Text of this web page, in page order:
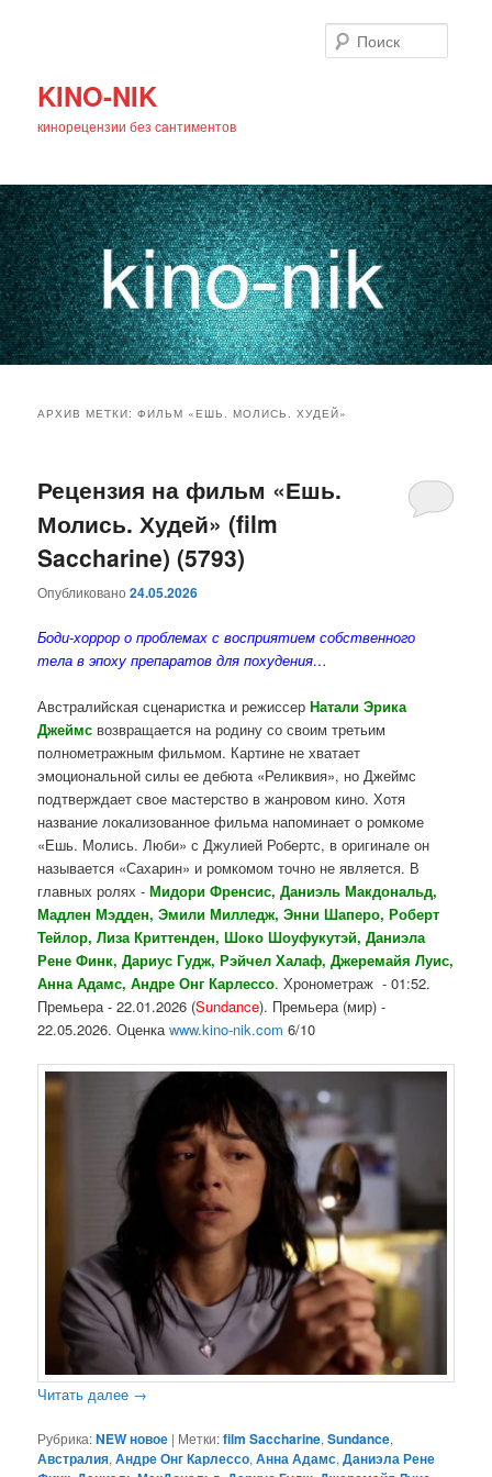
KINO-NIK
кинорецензии без сантиментов
основному
содержимому
дополнительному
содержимому
АРХИВ МЕТКИ:ФИЛЬМ «ЕШЬ. МОЛИСЬ. ХУДЕЙ»
Рецензия на фильм «Ешь.
Молись. Худей» (film
Saccharine) (5793)
Опубликовано24.05.2026
Боди-хоррор о проблемах с восприятием собственного
тела в эпоху препаратов для похудения…
Австралийская сценаристка и режиссерНатали Эрика
Джеймс возвращается на родину со своим третьим
полнометражным фильмом. Картине не хватает
эмоциональной силы ее дебюта «Реликвия», но Джеймс
подтверждает свое мастерство в жанровом кино. Хотя
название локализованное фильма напоминает о ромкоме
«Ешь. Молись. Люби» с Джулией Робертс, в оригинале он
называется «Сахарин» и ромкомом точно не является. В
главных ролях -Мидори Френсис, Даниэль Макдональд,
Мадлен Мэдден, Эмили Милледж, Энни Шаперо, Роберт
Тейлор, Лиза Криттенден, Шоко Шоуфукутэй, Даниэла
Рене Финк, Дариус Гудж, Рэйчел Халаф, Джеремайя Луис,
Анна Адамс, Андре Онг Карлессо. Хронометраж - 01:52.
Премьера - 22.01.2026 (Sundance). Премьера (мир) -
22.05.2026. Оценкаwww.kino-nik.com 6/10
Читать далее →
Рубрика:NEW новое | Метки:film Saccharine,Sundance,
Австралия,Андре Онг Карлессо,Анна Адамс,Даниэла Рене